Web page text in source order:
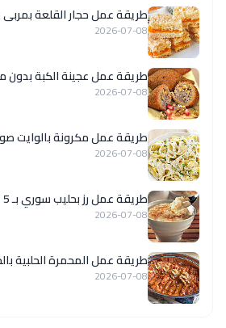
طريقة عمل حجار القلعة
2026-07-08
طريقة عمل عجينة الكبة بدون
2026-07-08
طريقة عمل مكرونة بالوايت
2026-07-08
طريقة عمل رز بحليب سوري بـ 5 مكونات
2026-07-08
طريقة عمل المحمرة الحلبية
2026-07-08